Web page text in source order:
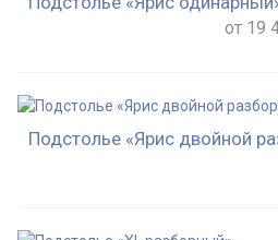
от 19
Подстолье «Ярис двойной